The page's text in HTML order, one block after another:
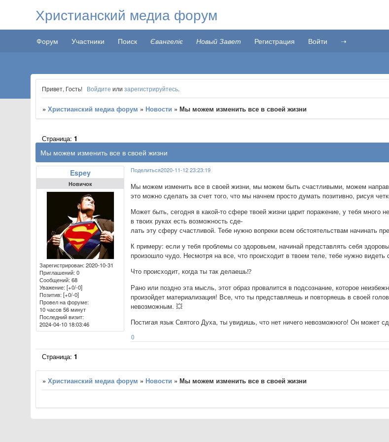
Христианский медиа форум
Форум Участники Поиск Євангеліє Новый Завет Регистрация Войти ➝
Привет, Гость! Войдите или зарегистрируйтесь.
»Христианский медиа форум » Новости »Мы можем изменить все в своей жизни
Мы можем изменить все в своей жизни
Страница:1
Поделиться2020-11-12 23:23:19
Espey
Новичок
Зарегистрирован: 2020-10-31
Приглашений:0
Сообщений:68
Уважение:[+0/-0]
Позитив:[+0/-0]
Провел на форуме:
10 часов 56 минут
Последний визит:
2024-04-10 18:03:46
Мы можем изменить все в своей жизни, мы можем быть счастливыми, можем
это можно сделать за счет того, что мы начнем просто думать позитивно, рисуя
Может быть, сегодня в какой-то сфере твоей жизни царит поражение, у тебя много
в твоих руках есть возможность сде-
лать эту сферу счастливой. Тебе нужно вопреки всем обстоятельствам начинать
К примеру: если у тебя проблемы со здоровьем, начинай представлять себя
произошло чудо. Несмотря на все, что происходит в твоем теле, тебе нужно видеть
Что происходит, когда ты так делаешь⁉️
Рано или поздно эта мысль, этот образ провалится в подсознание, которое
произойдет материализация! Все, что ты представляешь и повторяешь в своей
невозможным. 💥
Постигая язык Святого Духа, ты увидишь, что нет ничего невозможного! Он может
0
Страница:1
»Христианский медиа форум » Новости »Мы можем изменить все в своей жизни